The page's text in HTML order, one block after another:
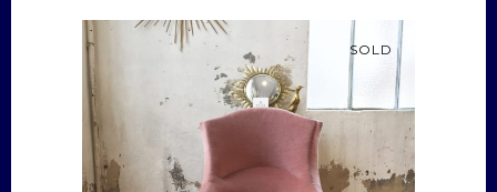
SOLD